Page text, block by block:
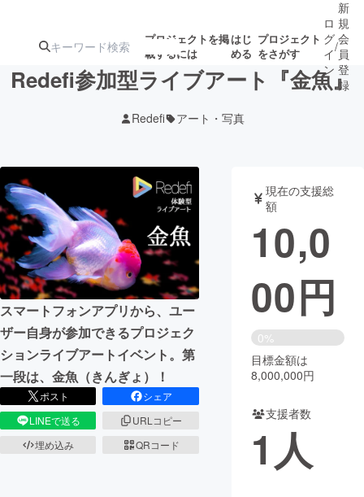
プロジェクトを掲
載するには
はじ
める
プロジェクト
をさがす
アート・写真
テクノロジー・ガジェット ゲーム・サ
映像・映画
ビジネス・起業 チャレンジ
まちづくり・地域活性化
CAMPFIRE for Social Good
CAMPFIRE Creation
コミュニティ
ロ
グ
イ
ン
/
新
規
会
員
登
録
Redefi参加型ライブアート『金魚』
Redefi アート・写真
スマートフォンアプリから、ユー
ザー自身が参加できるプロジェク
ションライブアートイベント。第
一段は、金魚（きんぎょ）！
ポスト
シェア
LINEで送る
URLコピー
埋め込み
QRコード
現在の支援総
額
10,0
00円
0%
目標金額は
8,000,000円
支援者数
1人